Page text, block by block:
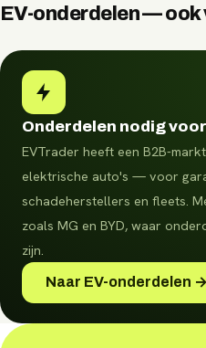
beschikbaarheid en plan
EV-onderdelen — ook
Onderdelen nodig
EVTrader heeft een B2B-
elektrische auto's — voor
schadeherstellers en fleets.
zoals MG en BYD, waar
zijn.
Naar EV-onderdelen →